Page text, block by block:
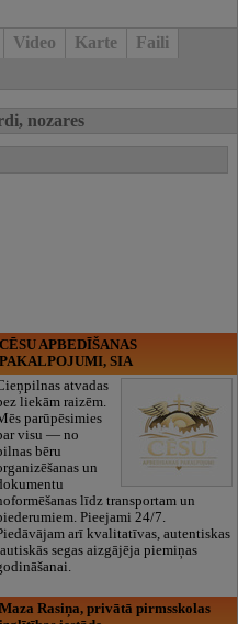
Video Karte
Faili
nozares
CĒSU APBEDĪŠANAS
PAKALPOJUMI, SIA
atvadas
liekām raizēm.
parūpēsimies
visu — no
bēru
un
līdz transportam un
Pieejami 24/7.
arī kvalitatīvas, autentiskas
segas aizgājēja piemiņas
Maza Rasiņa, privātā pirmsskolas